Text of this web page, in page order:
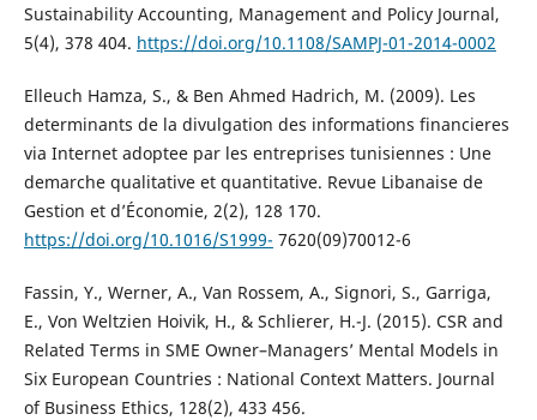
Sustainability Accounting, Management and Policy Journal,
5(4), 378 404. https://doi.org/10.1108/SAMPJ-01-2014-0002
Elleuch Hamza, S., & Ben Ahmed Hadrich, M. (2009). Les
determinants de la divulgation des informations financieres
via Internet adoptee par les entreprises tunisiennes : Une
demarche qualitative et quantitative. Revue Libanaise de
Gestion et d’Économie, 2(2), 128 170.
https://doi.org/10.1016/S1999- 7620(09)70012-6
Fassin, Y., Werner, A., Van Rossem, A., Signori, S., Garriga,
E., Von Weltzien Hoivik, H., & Schlierer, H.-J. (2015). CSR and
Related Terms in SME Owner–Managers’ Mental Models in
Six European Countries : National Context Matters. Journal
of Business Ethics, 128(2), 433 456.